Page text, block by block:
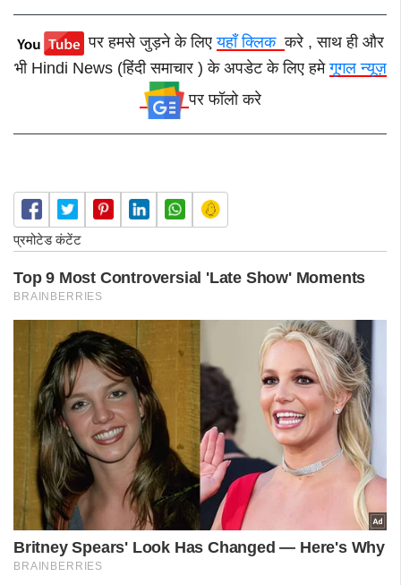
पर हमसे जुड़ने के लिएयहाँ क्लिककरे , साथ ही और
भी Hindi News (हिंदी समाचार ) के अपडेट के लिए हमेगूगल न्यूज़
पर फॉलो करे